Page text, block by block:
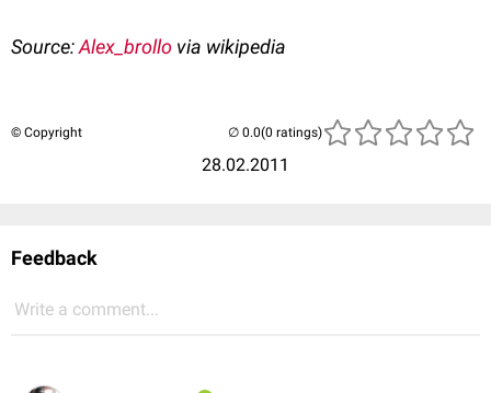
Source:Alex_brollo via wikipedia
© Copyright
28.02.2011
(0 ratings)
Feedback
Write a comment...